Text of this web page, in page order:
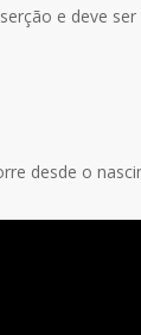
e deve
desde o